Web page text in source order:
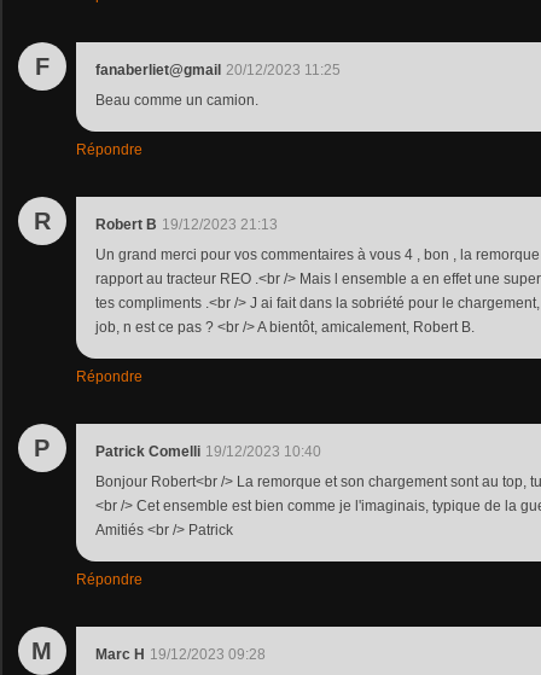
F fanaberliet@gmail 20/12/2023 11:25
Beau comme un camion.
Répondre
R Robert B 19/12/2023 21:13
Un grand merci pour vos commentaires à vous 4 , bon , la
rapport au tracteur REO .<br /> Mais l ensemble a en effet une
tes compliments .<br /> J ai fait dans la sobriété pour le
job, n est ce pas ? <br /> A bientôt, amicalement, Robert B.
Répondre
P Patrick Comelli 19/12/2023 10:40
Bonjour Robert<br /> La remorque et son chargement sont au top,
<br /> Cet ensemble est bien comme je l'imaginais, typique de la
Amitiés <br /> Patrick
Répondre
M Marc H 19/12/2023 09:28